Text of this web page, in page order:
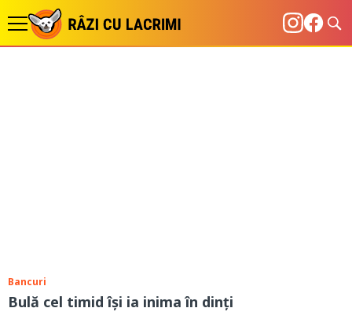
Bancuri
Bulă cel timid își ia inima în dinți